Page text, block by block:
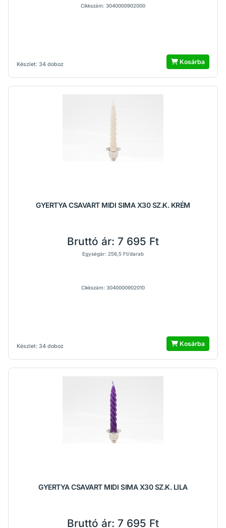
Készlet: 34 doboz
Cikkszám: 3040000902000
Kosárba
GYERTYA CSAVART MIDI SIMA X30 SZ.K. KRÉM
Készlet: 34 doboz
Bruttó ár: 7 695 Ft
Egységár: 256,5 Ft/darab
Cikkszám: 3040000902010
Kosárba
GYERTYA CSAVART MIDI SIMA X30 SZ.K. LILA
Bruttó ár: 7 695 Ft